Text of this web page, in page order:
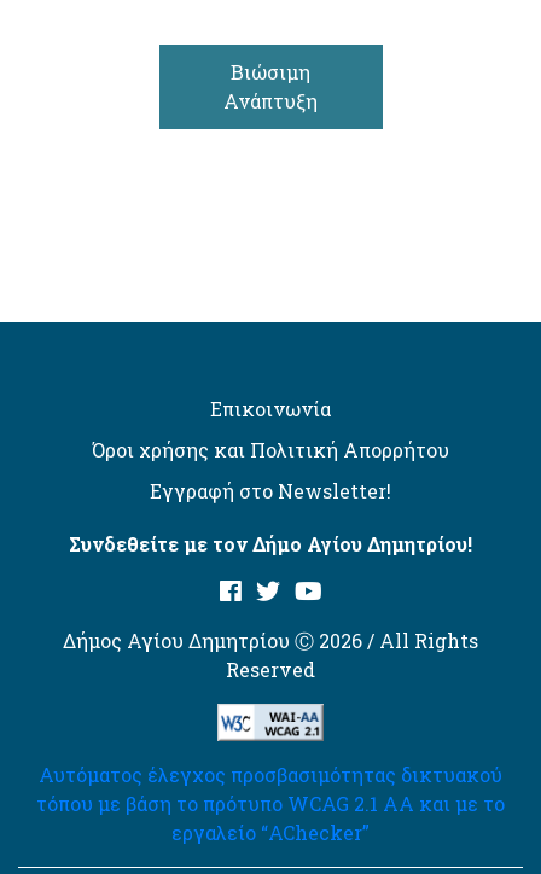
Βιώσιμη
Ανάπτυξη
Επικοινωνία
Όροι χρήσης και Πολιτική Απορρήτου
Εγγραφή στο Newsletter!
Συνδεθείτε με τον Δήμο Αγίου Δημητρίου!
Δήμος Αγίου Δημητρίου Ⓒ 2026 / All Rights
Reserved
Αυτόματος έλεγχος προσβασιμότητας δικτυακού
τόπου με βάση το πρότυπο WCAG 2.1 AA και με το
εργαλείο “AChecker”